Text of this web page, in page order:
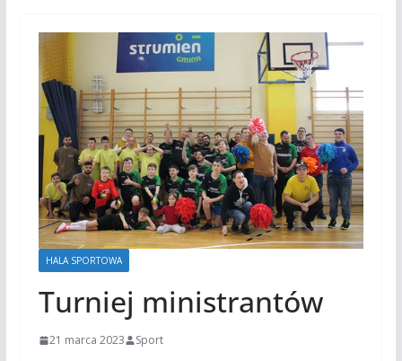
HALA SPORTOWA
Turniej ministrantów
21 marca 2023 Sport